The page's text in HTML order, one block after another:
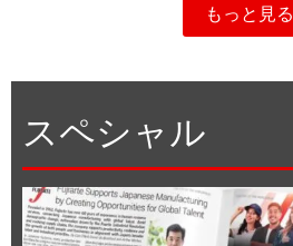
もっと見る
スペシャル